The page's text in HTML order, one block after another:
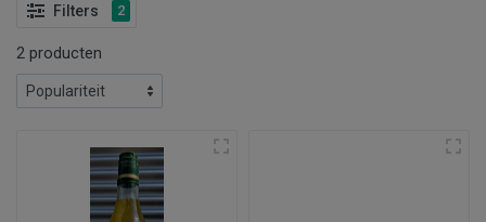
Filters 2
2 producten